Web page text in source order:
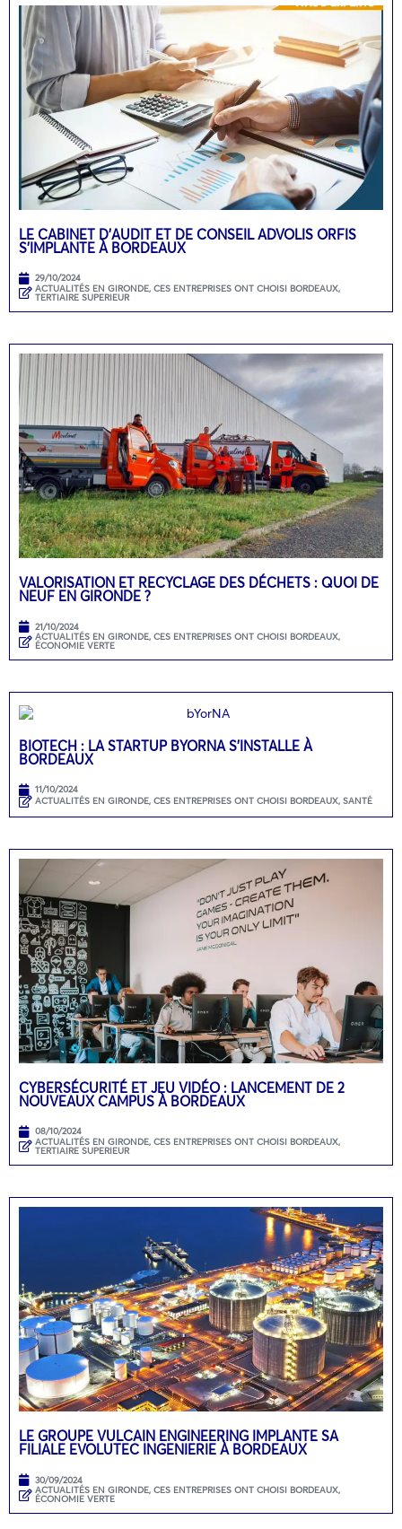
LE CABINET D’AUDIT ET DE CONSEIL ADVOLIS ORFIS
S’IMPLANTE À BORDEAUX
29/10/2024
ACTUALITÉS EN GIRONDE, CES ENTREPRISES ONT CHOISI BORDEAUX,
TERTIAIRE SUPERIEUR
VALORISATION ET RECYCLAGE DES DÉCHETS : QUOI DE
NEUF EN GIRONDE ?
21/10/2024
ACTUALITÉS EN GIRONDE, CES ENTREPRISES ONT CHOISI BORDEAUX,
ÉCONOMIE VERTE
BIOTECH : LA STARTUP BYORNA S’INSTALLE À
BORDEAUX
11/10/2024
ACTUALITÉS EN GIRONDE, CES ENTREPRISES ONT CHOISI BORDEAUX, SANTÉ
CYBERSÉCURITÉ ET JEU VIDÉO : LANCEMENT DE 2
NOUVEAUX CAMPUS À BORDEAUX
08/10/2024
ACTUALITÉS EN GIRONDE, CES ENTREPRISES ONT CHOISI BORDEAUX,
TERTIAIRE SUPERIEUR
LE GROUPE VULCAIN ENGINEERING IMPLANTE SA
FILIALE EVOLUTEC INGENIERIE À BORDEAUX
30/09/2024
ACTUALITÉS EN GIRONDE, CES ENTREPRISES ONT CHOISI BORDEAUX,
ÉCONOMIE VERTE